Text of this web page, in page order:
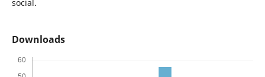
social.
Downloads